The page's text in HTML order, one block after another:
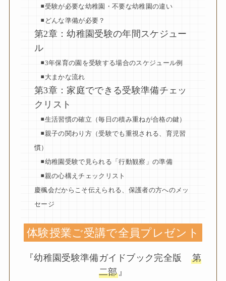
◾️受験が必要な幼稚園・不要な幼稚園の違い
◾️どんな準備が必要？
第2章：幼稚園受験の年間スケジュー
ル
◾️3年保育の園を受験する場合のスケジュール例
◾️大まかな流れ
第3章：家庭でできる受験準備チェッ
クリスト
◾️生活習慣の確立（毎日の積み重ねが合格の鍵）
◾️親子の関わり方（受験でも重視される、育児習
慣）
◾️幼稚園受験で見られる「行動観察」の準備
◾️親の心構えチェックリスト
慶楓会だからこそ伝えられる、保護者の方へのメッ
セージ
体験授業ご受講で全員プレゼント
『幼稚園受験準備ガイドブック完全版 第
二部 』